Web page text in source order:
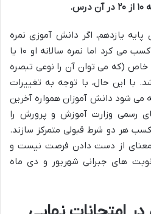
پایه یازدهم، اگر دانش آموزی نمره
برگه امتحان نهایی کمتر از ۷ کسب می کرد اما نمره سالانه او ۱۰ یا
خاص (که می توان آن را نوعی تبصره
با این حال، با توجه به تغییرات
می شود دانش آموزان همواره آخرین
رسمی وزارت آموزش و پرورش را
هر دو شرط قبولی متمرکز سازند.
معنای از دست دادن فرصت نیست و
های جبرانی شهریور و دی ماه